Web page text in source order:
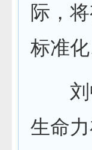
际，
标准
刘中
生命